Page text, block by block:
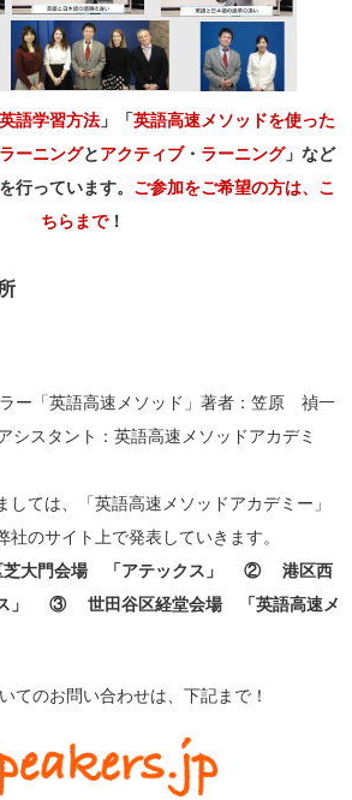
語学習方法 」「英語高速メソッドを使った
ーニングとアクティブ・ ラーニング」など
を行っています。 ご参加をご希望の方は、こ
ちらまで！
ー「英語高速メソッド」著者：笠原 禎一
タント：英語高速メソッドアカデミ
しては、「英語高速メソッドアカデミー」
のサイト上で発表していきます。
大門会場 「アテックス」 ② 港区西
」 ③ 世田谷区経堂会場 「英語高速メ
てのお問い合わせは、下記まで！